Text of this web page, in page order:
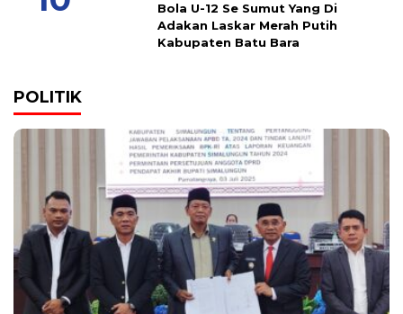
Bola U-12 Se Sumut Yang Di
Adakan Laskar Merah Putih
Kabupaten Batu Bara
POLITIK